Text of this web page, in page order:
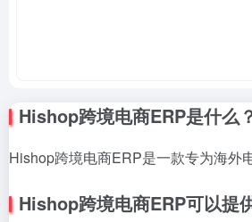
Hishop跨境电商ERP是什么
Hishop跨境电商ERP是一款专为海外
Hishop跨境电商ERP可以提